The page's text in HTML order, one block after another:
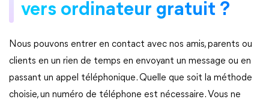
vers ordinateur gratuit ?
Nous pouvons entrer en contact avec nos amis, parents ou
clients en un rien de temps en envoyant un message ou en
passant un appel téléphonique. Quelle que soit la méthode
choisie, un numéro de téléphone est nécessaire. Vous ne